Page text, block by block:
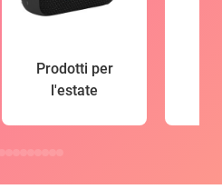
Prodotti per
l'estate